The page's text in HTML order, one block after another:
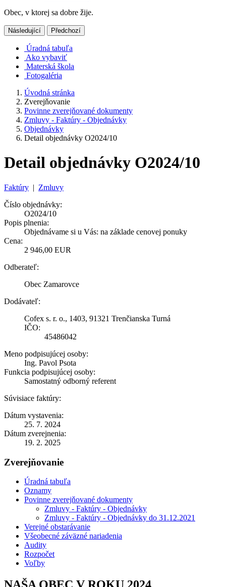
Obec, v ktorej sa dobre žije.
Následující Předchozí
Úradná tabuľa
Ako vybaviť
Materská škola
Fotogaléria
Úvodná stránka
Zverejňovanie
Povinne zverejňované dokumenty
Zmluvy - Faktúry - Objednávky
Objednávky
Detail objednávky O2024/10
Detail objednávky O2024/10
Faktúry | Zmluvy
Číslo objednávky:
O2024/10
Popis plnenia:
Objednávame si u Vás: na základe cenovej ponuky
Cena:
2 946,00 EUR
Odberateľ:
Obec Zamarovce
Dodávateľ:
Cofex s. r. o., 1403, 91321 Trenčianska Turná
IČO:
45486042
Meno podpisujúcej osoby:
Ing. Pavol Psota
Funkcia podpisujúcej osoby:
Samostatný odborný referent
Súvisiace faktúry:
Dátum vystavenia:
25. 7. 2024
Dátum zverejnenia:
19. 2. 2025
Zverejňovanie
Úradná tabuľa
Oznamy
Povinne zverejňované dokumenty
Zmluvy - Faktúry - Objednávky
Zmluvy - Faktúry - Objednávky do 31.12.2021
Verejné obstarávanie
Všeobecné záväzné nariadenia
Audity
Rozpočet
Voľby